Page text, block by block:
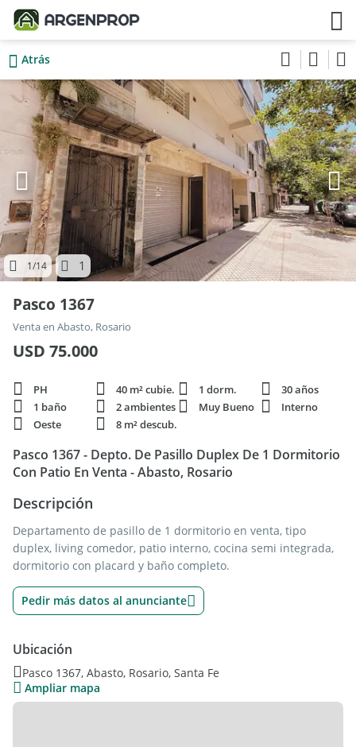
Atrás
1/14 1
Pasco 1367
Venta en Abasto, Rosario
USD 75.000
PH 40 m² cubie. 1 dorm.
30 años
1 baño
2 ambientes Muy Bueno
Interno
Oeste
8 m² descub.
Pasco 1367 - Depto. De Pasillo Duplex De 1 Dormitorio
Con Patio En Venta - Abasto, Rosario
Descripción
Departamento de pasillo de 1 dormitorio en venta, tipo
duplex, living comedor, patio interno, cocina semi integrada,
dormitorio con placard y baño completo.
Pedir más datos al anunciante
Ubicación
Pasco 1367, Abasto, Rosario, Santa Fe
Ampliar mapa